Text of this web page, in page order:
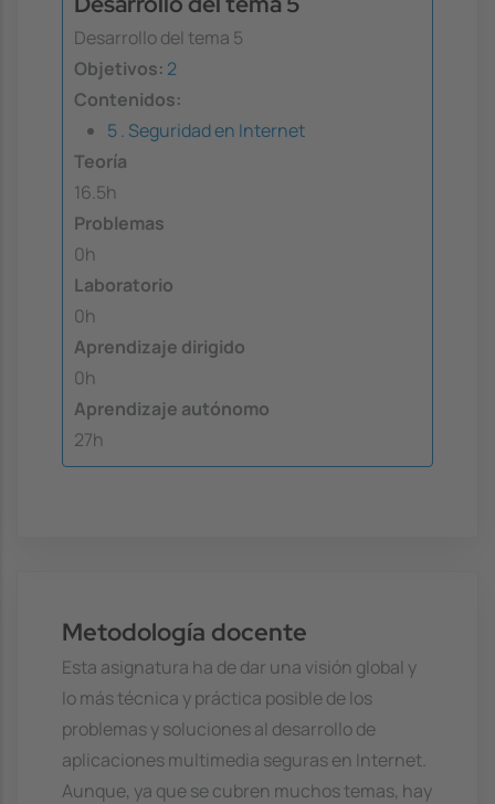
Desarrollo del tema 5
Objetivos: 2
Contenidos:
5 . Seguridad en Internet
Teoría
16.5h
Problemas
0h
Laboratorio
0h
Aprendizaje dirigido
0h
Aprendizaje autónomo
27h
Metodología docente
Esta asignatura ha de dar una visión global y
lo más técnica y práctica posible de los
problemas y soluciones al desarrollo de
aplicaciones multimedia seguras en Internet.
Aunque, ya que se cubren muchos temas, hay